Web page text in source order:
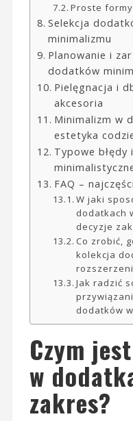
Proste
Selekcja
minimalizmu
Planowanie i
dodatków
Pielęgnacja i
akcesoria
Minimalizm w
estetyka
Typowe błędy
FAQ –
W jaki
dodatkach
decyzje
Co zrobić,
kolekcja
Jak radzić
dodatków
Czym
w
zakres?